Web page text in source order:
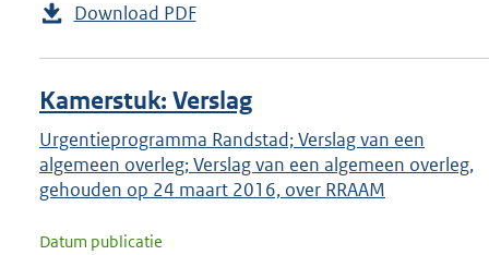
Download PDF
Kamerstuk: Verslag
Urgentieprogramma Randstad; Verslag van een
algemeen overleg; Verslag van een algemeen overleg,
gehouden op 24 maart 2016, over RRAAM
Datum publicatie